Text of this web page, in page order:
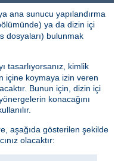
ana sunucu yapılandırma
ya da dizin içi
dosyaları) bulunmak
tasarlıyorsanız, kimlik
içine koymaya izin veren
Bunun için, dizin içi
konacağını
aşağıda gösterilen şekilde
olacaktır: